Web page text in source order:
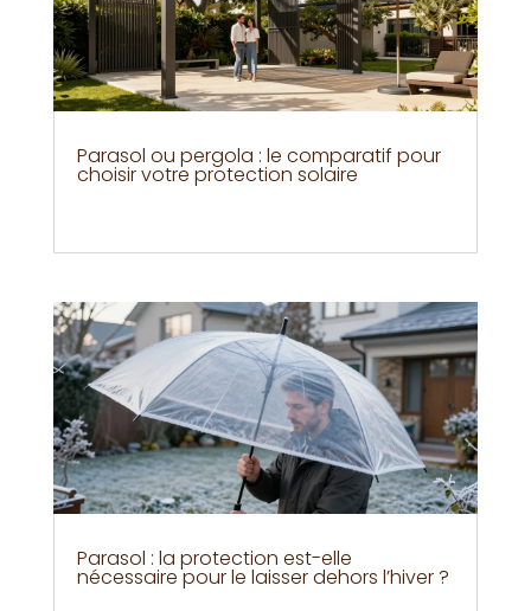
Parasol ou pergola : le comparatif pour
choisir votre protection solaire
Parasol : la protection est-elle
nécessaire pour le laisser dehors l’hiver ?